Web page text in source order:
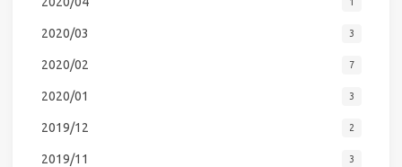
2020/03 3
2020/02 7
2020/01 3
2019/12 2
2019/11 3